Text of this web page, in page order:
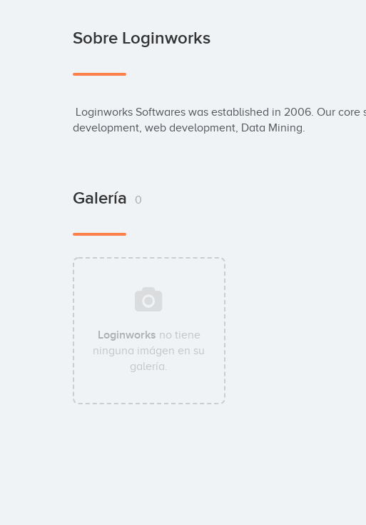
Sobre Loginworks
development, web development, Data Mining.
Galería 0
Loginworks no tiene
ninguna imágen en su
galería.